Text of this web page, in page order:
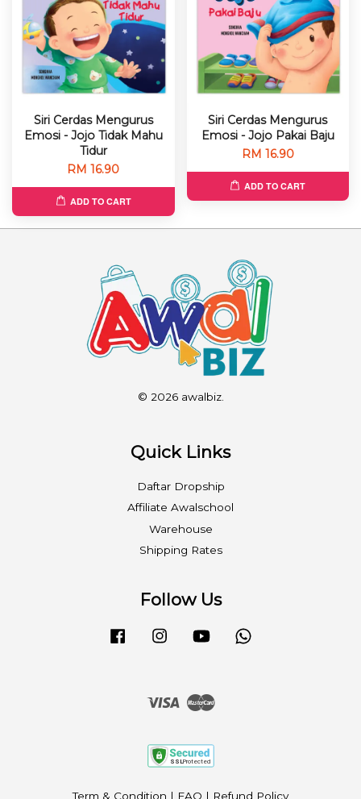
Siri Cerdas Mengurus
Emosi - Jojo Tidak Mahu
Tidur
RM 16.90
ADD TO CART
Siri Cerdas Mengurus
Emosi - Jojo Pakai Baju
RM 16.90
ADD TO CART
© 2026 awalbiz.
Quick Links
Daftar Dropship
Affiliate Awalschool
Warehouse
Shipping Rates
Follow Us
FacebookInstagramYouTube
Visa Master
Term & Condition | FAQ | Refund Policy